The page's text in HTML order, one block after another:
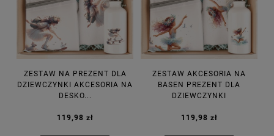
ZESTAW NA PREZENT DLA
DZIEWCZYNKI AKCESORIA NA
DESKO...
119,98 zł
ZESTAW AKCESORIA NA
BASEN PREZENT DLA
DZIEWCZYNKI
119,98 zł